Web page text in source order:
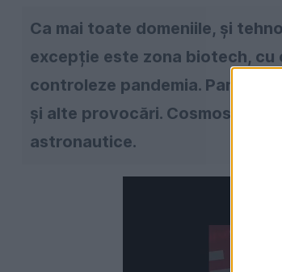
Ca mai toate domeniile, și
excepție este zona biotech,
controleze pandemia.
și alte provocări. Cosmosul va
astronautice.